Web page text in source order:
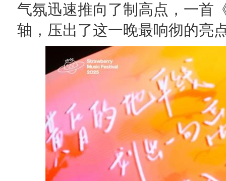
气氛迅速推向了制高点，一首
轴，压出了这一晚最响彻的亮